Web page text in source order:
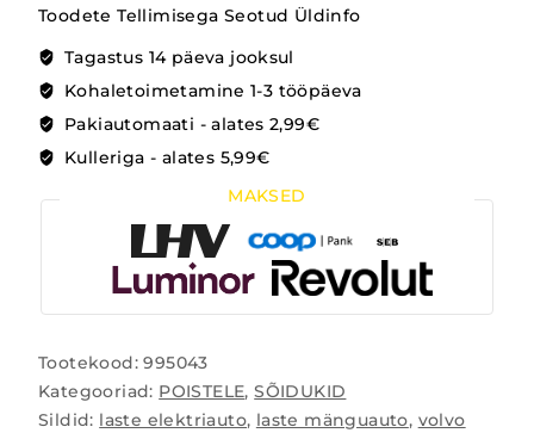
Toodete Tellimisega Seotud Üldinfo
Tagastus 14 päeva jooksul
Kohaletoimetamine 1-3 tööpäeva
Pakiautomaati - alates 2,99€
Kulleriga - alates 5,99€
MAKSED
Tootekood:995043
Kategooriad: POISTELE,SÕIDUKID
Sildid: laste elektriauto, laste mänguauto, volvo